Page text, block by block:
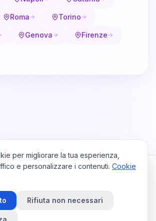
Roma Torino
Genova Firenze
PolicyCookie PolicyContattaci
Preferenze Cookie
per migliorare la tua esperienza,
e personalizzare i contenuti. Cookie
Rifiuta non necessari